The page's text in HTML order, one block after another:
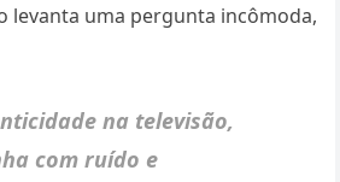
levanta uma pergunta incômoda,
na televisão,
com ruído e